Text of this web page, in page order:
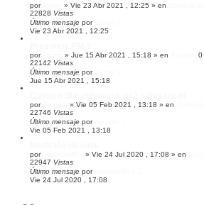
por » Vie 23 Abr 2021 , 12:25 » en
22828 Vistas
Último mensaje por
Vie 23 Abr 2021 , 12:25
por » Jue 15 Abr 2021 , 15:18 » en 0
22142 Vistas
Último mensaje por
Jue 15 Abr 2021 , 15:18
por » Vie 05 Feb 2021 , 13:18 » en
22746 Vistas
Último mensaje por
Vie 05 Feb 2021 , 13:18
por » Vie 24 Jul 2020 , 17:08 » en
22947 Vistas
Último mensaje por
Vie 24 Jul 2020 , 17:08